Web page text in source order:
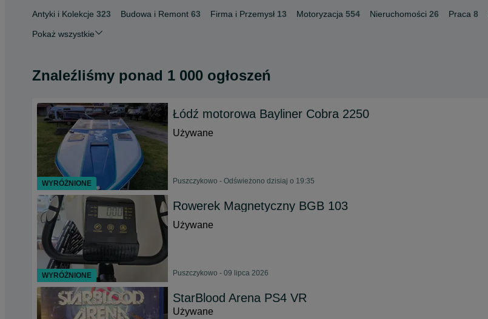
Antyki i Kolekcje 323 Budowa i Remont 63 Firma i Przemysł 13 Motoryzacja 554 Nieruchomości 26 Praca 8
Pokaż wszystkie
Znaleźliśmy ponad 1 000 ogłoszeń
Łódź motorowa Bayliner Cobra 2250
Używane
Puszczykowo - Odświeżono dzisiaj o 19:35
Rowerek Magnetyczny BGB 103
Używane
Puszczykowo - 09 lipca 2026
StarBlood Arena PS4 VR
Używane
WYRÓŻNIONE
WYRÓŻNIONE